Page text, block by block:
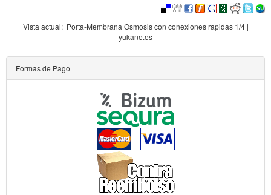
Vista actual: Porta-Membrana Osmosis con conexiones rapidas 1/4 |
yukane.es
Formas de Pago